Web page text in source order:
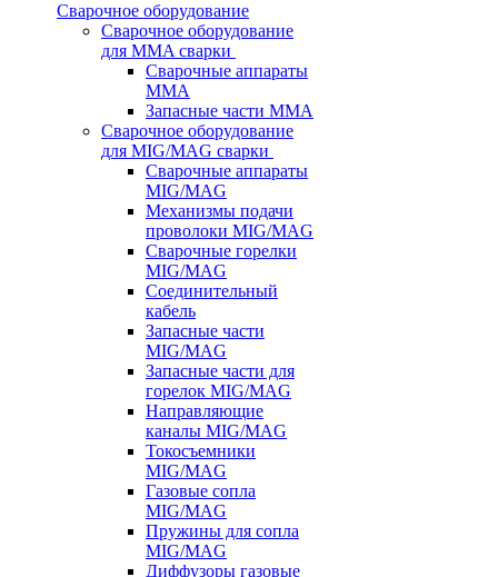
Сварочное оборудование
Сварочное оборудование
для MMA сварки
Сварочные аппараты
MMA
Запасные части MMA
Сварочное оборудование
для MIG/MAG сварки
Сварочные аппараты
MIG/MAG
Механизмы подачи
проволоки MIG/MAG
Сварочные горелки
MIG/MAG
Соединительный
кабель
Запасные части
MIG/MAG
Запасные части для
горелок MIG/MAG
Направляющие
каналы MIG/MAG
Токосъемники
MIG/MAG
Газовые сопла
MIG/MAG
Пружины для сопла
MIG/MAG
Диффузоры газовые